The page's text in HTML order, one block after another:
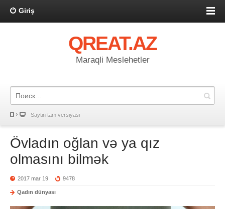
Giriş
QREAT.AZ
Maraqli Meslehetler
Saytin tam versiyasi
Övladın oğlan və ya qız
olmasını bilmək
2017 mar 19 9478
Qadın dünyası